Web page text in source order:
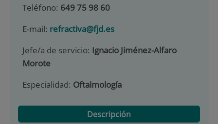
Teléfono: 649 75 98 60
E-mail: refractiva@fjd.es
Jefe/a de servicio: Ignacio Jiménez-Alfaro
Morote
Especialidad: Oftalmología
Descripción